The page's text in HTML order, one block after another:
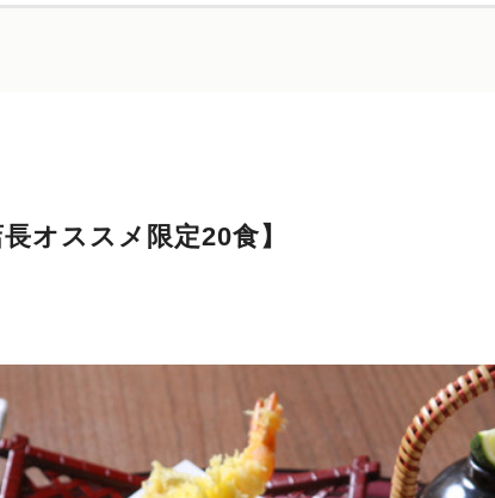
オススメ限定20食】